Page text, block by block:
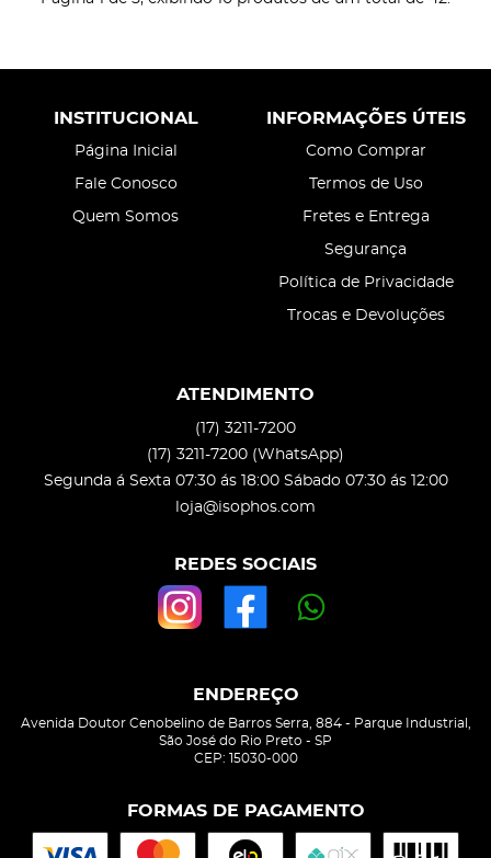
INSTITUCIONAL
Página Inicial
Fale Conosco
Quem Somos
INFORMAÇÕES ÚTEIS
Como Comprar
Termos de Uso
Fretes e Entrega
Segurança
Política de Privacidade
Trocas e Devoluções
ATENDIMENTO
(17) 3211-7200
(17) 3211-7200 (WhatsApp)
Segunda á Sexta 07:30 ás 18:00 Sábado 07:30 ás 12:00
loja@isophos.com
REDES SOCIAIS
ENDEREÇO
Avenida Doutor Cenobelino de Barros Serra, 884- Parque Industrial,
São José do Rio Preto - SP
CEP: 15030-000
FORMAS DE PAGAMENTO